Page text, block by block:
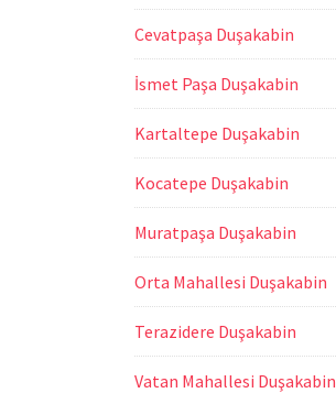
Cevatpaşa Duşakabin
İsmet Paşa Duşakabin
Kartaltepe Duşakabin
Kocatepe Duşakabin
Muratpaşa Duşakabin
Orta Mahallesi Duşakabin
Terazidere Duşakabin
Vatan Mahallesi Duşakabin